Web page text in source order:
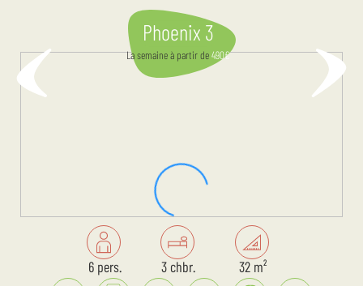
Phoenix 3
La semaineà partir de490€
6 pers. 3 chbr. 32 m²